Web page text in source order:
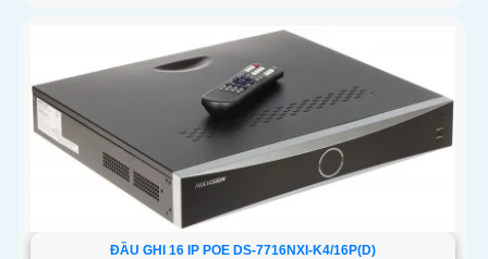
ĐẦU GHI 16 IP POE DS-7716NXI-K4/16P(D)